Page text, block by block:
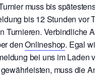
muss bis spätestens
bis 12 Stunden vor
Turnieren. Verbindliche
denOnlineshop. Egal wie
bei uns im Laden
muss die